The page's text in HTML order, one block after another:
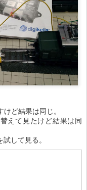
ど結果は同じ。
えて見たけど結果は同
試して見る。